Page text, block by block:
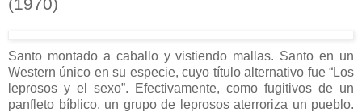
Santo montado a caballo y vistiendo mallas. Santo en un
Western único en su especie, cuyo título alternativo fue “Los
leprosos y el sexo”. Efectivamente, como fugitivos de un
panfleto bíblico, un grupo de leprosos aterroriza un pueblo.